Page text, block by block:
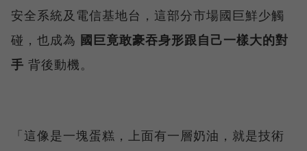
安全系統及電信基地台，這部分市場國巨鮮少觸
碰，也成為 國巨竟敢豪吞身形跟自己一樣大的對
手 背後動機。
「這像是一塊蛋糕，上面有一層奶油，就是技術